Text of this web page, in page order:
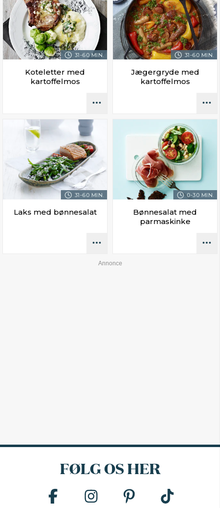
31-60 MIN.
Koteletter med
kartoffelmos
31-60 MIN.
Jægergryde med
kartoffelmos
31-60 MIN.
Laks med bønnesalat
0-30 MIN.
Bønnesalat med
parmaskinke
FØLG OS HER